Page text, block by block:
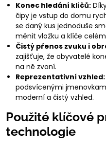
Konec hledání klíčů:
čipy je vstup do domu
se daný kus jednoduše
měnit vložku a klíče
Čistý přenos zvuku i
zajišťuje, že obyvatelé
na ně zvoní.
Reprezentativní vzhled:
podsvícenými
moderní a čistý vzhled.
Použité klíčové
technologie